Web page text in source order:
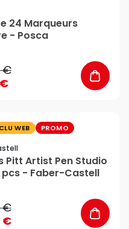
24 Marqueurs
- Posca
€
WEB PROMO
Pitt Artist Pen Studio
pcs - Faber-Castell
€
€